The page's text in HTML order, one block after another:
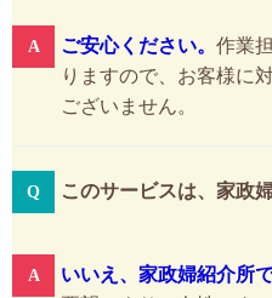
ご安心ください。 作業
りますので、お客様に
ございません。
このサービスは、家政
いいえ、家政婦紹介所